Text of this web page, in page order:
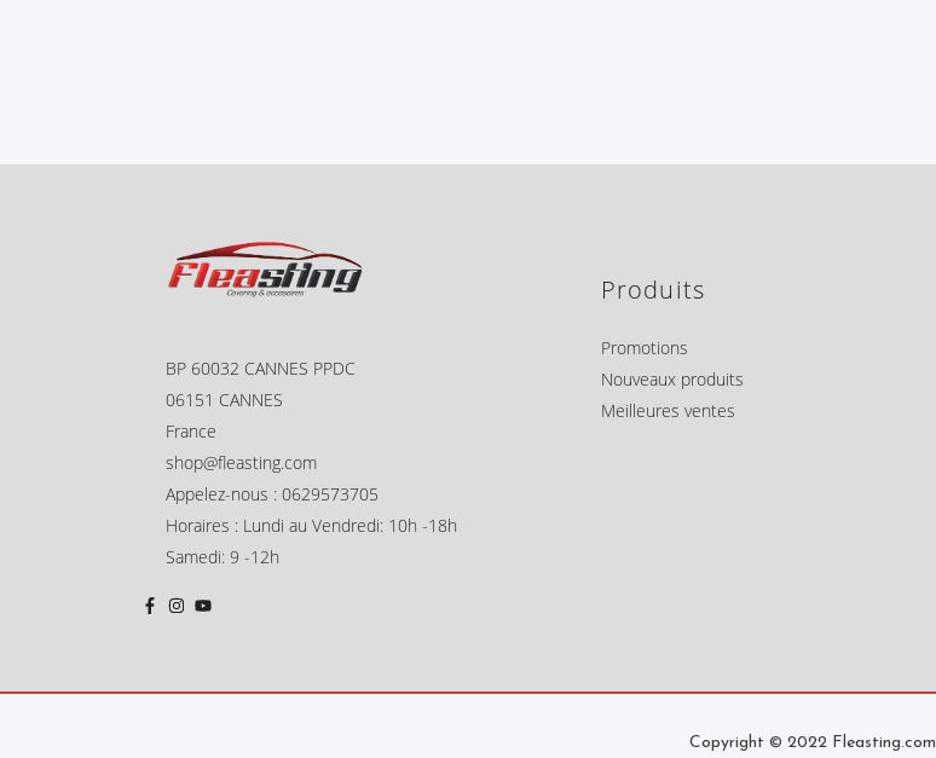
BP 60032 CANNES PPDC
06151 CANNES
France
shop@fleasting.com
Appelez-nous : 0629573705
Horaires : Lundi au Vendredi: 10h -18h
Samedi: 9 -12h
Produits
Promotions
Nouveaux produits
Meilleures ventes
Copyright © 2022 Fleasting.com